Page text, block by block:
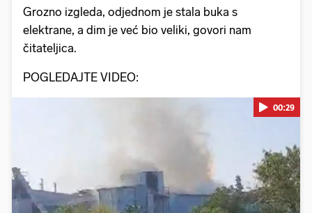
Grozno izgleda, odjednom je stala buka s
elektrane, a dim je već bio veliki, govori nam
čitateljica.
POGLEDAJTE VIDEO:
Pokretanje videa...
00:29